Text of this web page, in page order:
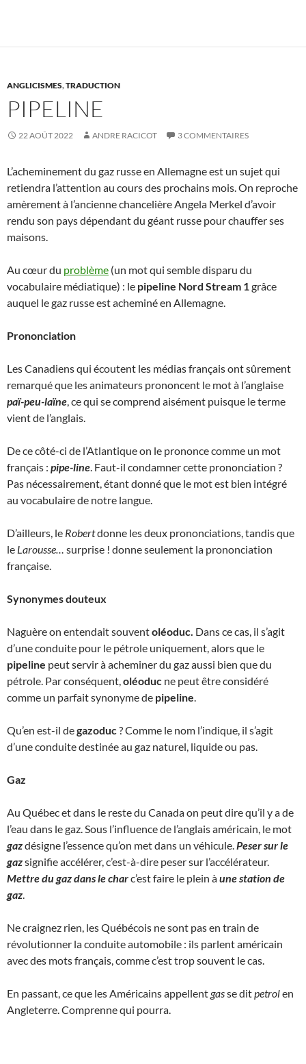
ANGLICISMES,TRADUCTION
PIPELINE
22 AOÛT 2022 ANDRE RACICOT 3 COMMENTAIRES
L’acheminement du gaz russe en Allemagne est un sujet qui
retiendra l’attention au cours des prochains mois. On reproche
amèrement à l’ancienne chancelière Angela Merkel d’avoir
rendu son pays dépendant du géant russe pour chauffer ses
maisons.
Au cœur du problème (un mot qui semble disparu du
vocabulaire médiatique) : le pipeline Nord Stream 1grâce
auquel le gaz russe est acheminé en Allemagne.
Prononciation
Les Canadiens qui écoutent les médias français ont sûrement
remarqué que les animateurs prononcent le mot à l’anglaise
paï-peu-laïne, ce qui se comprend aisément puisque le terme
vient de l’anglais.
De ce côté-ci de l’Atlantique on le prononce comme un mot
français : pipe-line. Faut-il condamner cette prononciation ?
Pas nécessairement, étant donné que le mot est bien intégré
au vocabulaire de notre langue.
D’ailleurs, le Robertdonne les deux prononciations, tandis que
le Larousse… surprise ! donne seulement la prononciation
française.
Synonymes douteux
Naguère on entendait souventoléoduc. Dans ce cas, il s’agit
d’une conduite pour le pétrole uniquement, alors que le
pipeline peut servir à acheminer du gaz aussi bien que du
pétrole. Par conséquent,oléoduc ne peut être considéré
comme un parfait synonyme de pipeline.
Qu’en est-il degazoduc? Comme le nom l’indique, il s’agit
d’une conduite destinée au gaz naturel, liquide ou pas.
Gaz
Au Québec et dans le reste du Canada on peut dire qu’il y a de
l’eau dans le gaz. Sous l’influence de l’anglais américain, le mot
gazdésigne l’essence qu’on met dans un véhicule.Peser sur le
gazsignifie accélérer, c’est-à-dire peser sur l’accélérateur.
Mettre du gaz dans le charc’est faire le plein àune station de
gaz.
Ne craignez rien, les Québécois ne sont pas en train de
révolutionner la conduite automobile : ils parlent américain
avec des mots français, comme c’est trop souvent le cas.
En passant, ce que les Américains appellent gasse ditpetrolen
Angleterre. Comprenne qui pourra.